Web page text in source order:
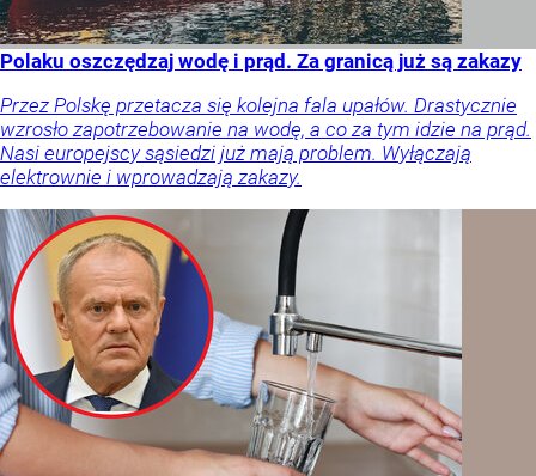
Polaku oszczędzaj wodę i prąd. Za granicą już są zakazy
Przez Polskę przetacza się kolejna fala upałów. Drastycznie
wzrosło zapotrzebowanie na wodę, a co za tym idzie na prąd.
Nasi europejscy sąsiedzi już mają problem. Wyłączają
elektrownie i wprowadzają zakazy.